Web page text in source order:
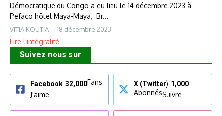
Démocratique du Congo a eu lieu le 14 décembre 2023 à
Pefaco hôtel Maya-Maya, Br...
VITIA KOUTIA 18 décembre 2023
Lire l'intégralité
Suivez nous sur
Facebook 32,000Fans
J'aime
X (Twitter) 1,000
AbonnésSuivre